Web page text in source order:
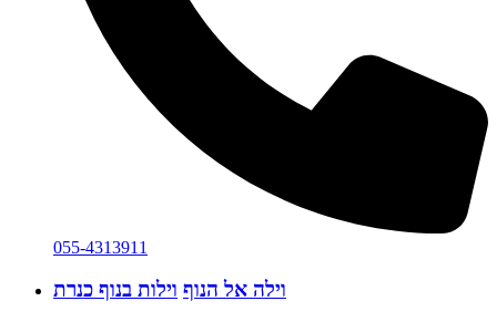
055-4313911
וילה אל הנוף וילות בנוף כנרת